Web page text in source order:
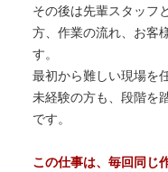
その後は先輩スタッフ
方、作業の流れ、お客
す。
最初から難しい現場を
未経験の方も、段階を
です。
この仕事は、毎回同じ